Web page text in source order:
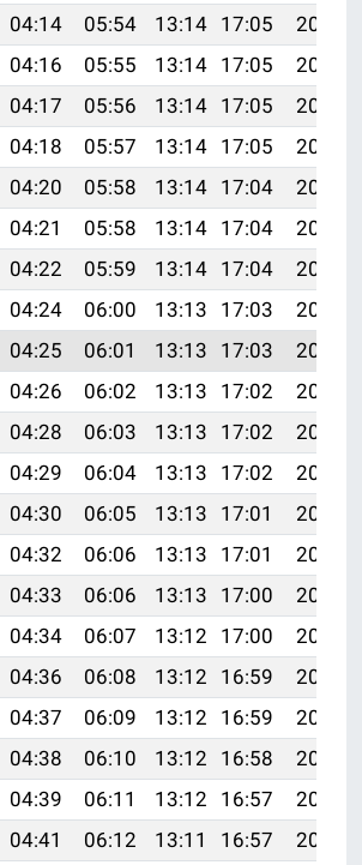
04:14 05:54 13:14 17:05
20:24
04:16 05:55 13:14 17:05
20:23
04:17 05:56 13:14 17:05
20:22
04:18 05:57 13:14 17:05
20:21
04:20 05:58 13:14 17:04
20:20
04:21 05:58 13:14 17:04
20:19
04:22 05:59 13:14 17:04
20:18
04:24 06:00 13:13 17:03
20:17
04:25 06:01 13:13 17:03
20:16
04:26 06:02 13:13 17:02
20:15
04:28 06:03 13:13 17:02
20:13
04:29 06:04 13:13 17:02
20:12
04:30 06:05 13:13 17:01
20:11
04:32 06:06 13:13 17:01
20:10
04:33 06:06 13:13 17:00
20:09
04:34 06:07 13:12 17:00
20:07
04:36 06:08 13:12 16:59
20:06
04:37 06:09 13:12 16:59
20:05
04:38 06:10 13:12 16:58
20:04
04:39 06:11 13:12 16:57
20:02
04:41 06:12 13:11 16:57
20:01